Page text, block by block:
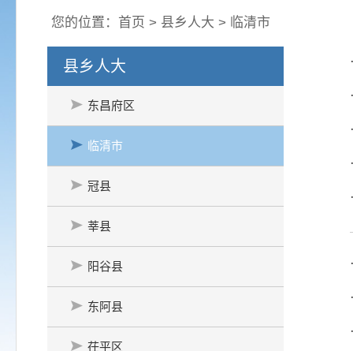
您的位置： 首页 > 县乡人大 > 临清市
县乡人大
东昌府区
临清市
冠县
莘县
阳谷县
东阿县
茌平区